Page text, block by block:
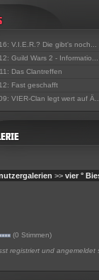
V.I.E.R.? Die gibt's noch...
Guild Wars 2 - Informatio...
Das Clantreffen
Fast geschafft
VIER-Clan legt wert auf
>> vier °
(0 Stimmen)
registriert und angemeldet